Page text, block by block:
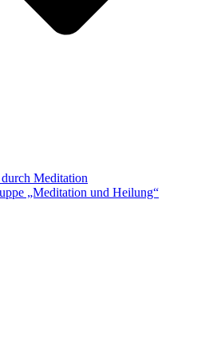
Meditation
„Meditation und Heilung“